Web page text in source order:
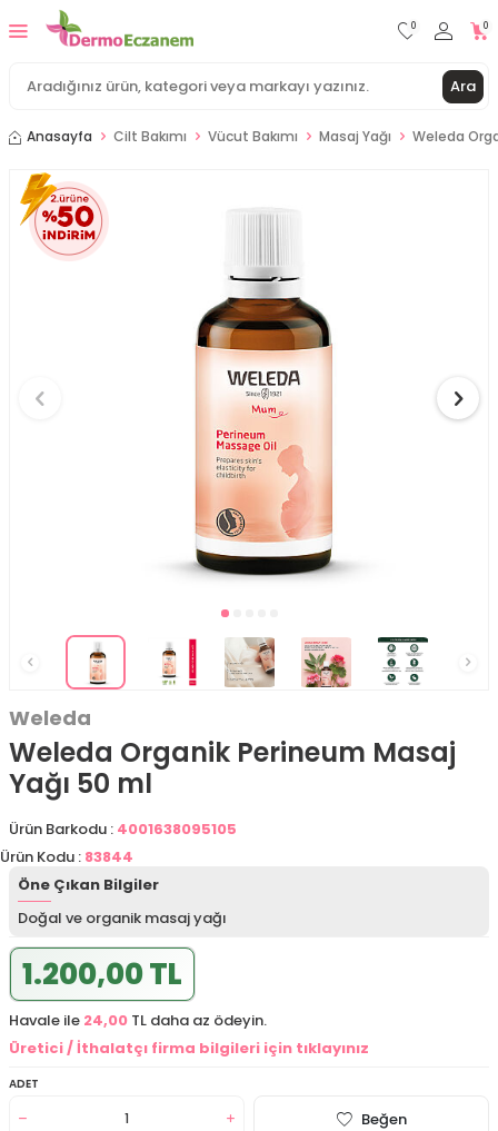
Ara
0 0
Anasayfa Cilt Bakımı Vücut Bakımı Masaj Yağı Weleda
Weleda
Weleda Organik Perineum Masaj
Yağı 50 ml
Ürün Barkodu : 4001638095105
Ürün Kodu : 83844
Öne Çıkan Bilgiler
Doğal ve organik masaj yağı
1.200,00 TL
Havale ile 24,00 TL daha az ödeyin.
Üretici / İthalatçı firma bilgileri için tıklayınız
ADET
Beğen